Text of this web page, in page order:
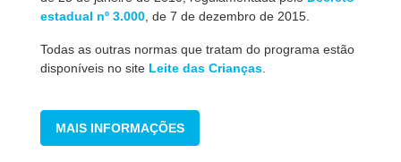
estadual nº 3.000 , de 7 de dezembro de 2015.
Todas as outras normas que tratam do programa estão
disponíveis no site Leite das Crianças
MAIS INFORMAÇÕES